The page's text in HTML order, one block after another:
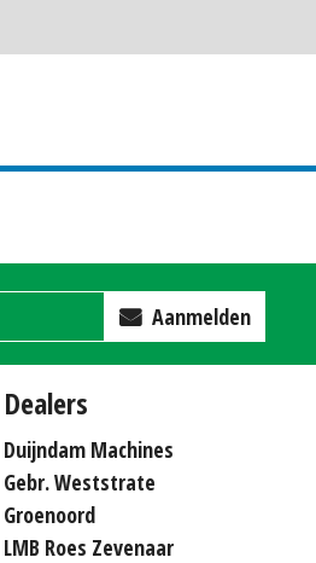
Aanmelden
Dealers
Duijndam Machines
Gebr. Weststrate
Groenoord
LMB Roes Zevenaar